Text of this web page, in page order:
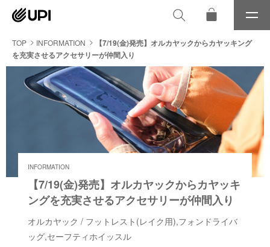
メ
ニ
ュ
TOP INFORMATION
【7/19(金)発売】オルカヤックからカヤッキング
を充実させるアクセサリーが仲間入り
INFORMATION
【7/19(金)発売】オルカヤックからカヤッキ
ングを充実させるアクセサリーが仲間入り
オルカヤック / フットレスト(レイク用),フォンドライバ
ッグ,セーフティホイッスル